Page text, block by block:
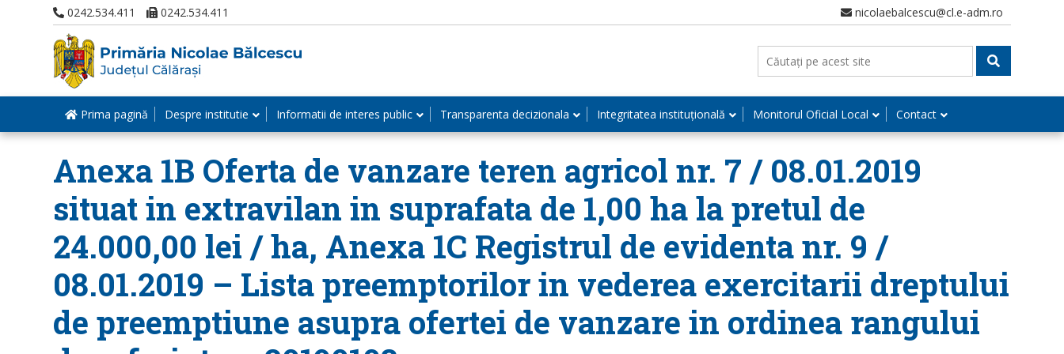
0242.534.411 0242.534.411 nicolaebalcescu@cl.e-adm.ro
Prima pagină Despre institutie Informatii de interes public Transparenta decizionala Integritatea instituțională Monitorul Oficial Local Contact
Anexa 1B Oferta de vanzare teren agricol nr. 7 / 08.01.2019
situat in extravilan in suprafata de 1,00 ha la pretul de
24.000,00 lei / ha, Anexa 1C Registrul de evidenta nr. 9 /
08.01.2019 – Lista preemptorilor in vederea exercitarii dreptului
de preemptiune asupra ofertei de vanzare in ordinea rangului